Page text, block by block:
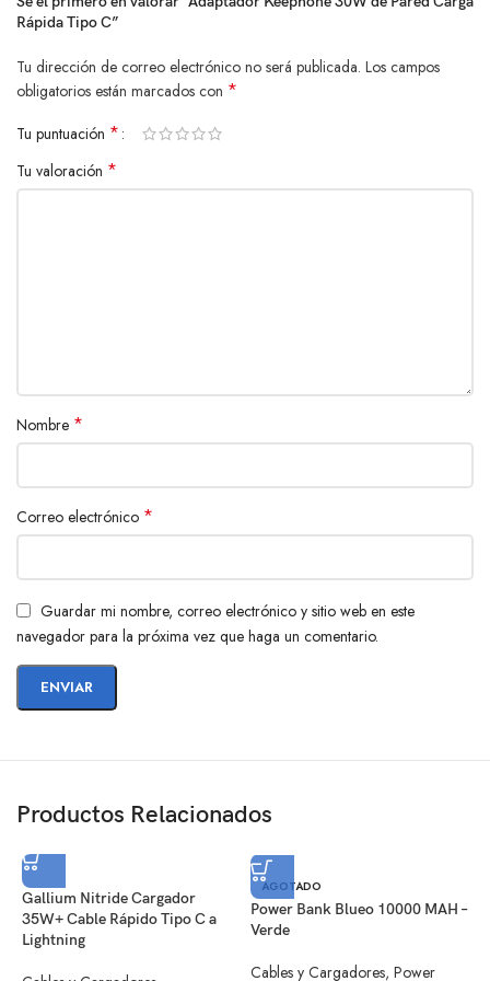
Rápida Tipo C”
Tu dirección de correo electrónico no será publicada. Los campos
obligatorios están marcados con *
Tu puntuación *
Tu valoración *
Nombre *
Correo electrónico *
Guardar mi nombre, correo electrónico y sitio web en este
navegador para la próxima vez que haga un comentario.
Productos Relacionados
Gallium Nitride Cargador
35W+ Cable Rápido Tipo C a
Lightning
AGOTADO
Power Bank Blueo 10000 MAH –
Verde
Cables y Cargadores, Power